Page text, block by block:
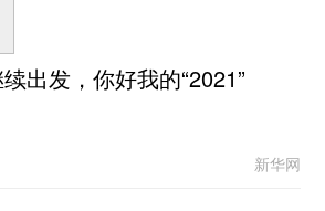
出发，你好我的“2021”
新华网